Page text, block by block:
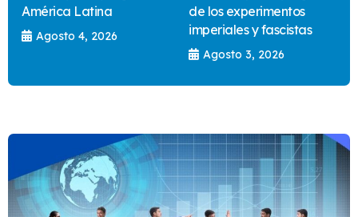
América Latina
Agosto 4, 2026
de los experimentos
imperiales y fascistas
Agosto 3, 2026